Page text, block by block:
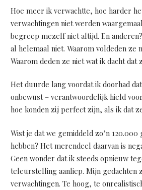
Hoe meer ik verwachtte, hoe harder
verwachtingen niet werden
begreep mezelf niet altijd. En
al helemaal niet. Waarom voldeden ze
Waarom deden ze niet wat ik dacht dat
Het duurde lang voordat ik doorhad
onbewust – verantwoordelijk hield
hoe konden zij perfect zijn, als ik dat
Wist je dat we gemiddeld zo’n 120.000
hebben? Het merendeel daarvan is
Geen wonder dat ik steeds opnieuw
teleurstelling aanliep. Mijn gedachten
verwachtingen. Te hoog, te